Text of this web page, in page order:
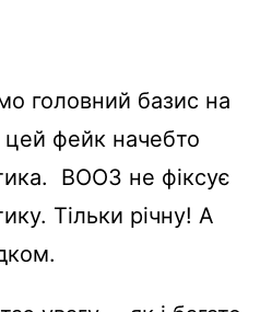
головний базис на
фейк начебто
ВООЗ не фіксує
Тільки річну! А